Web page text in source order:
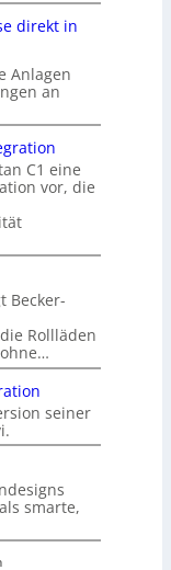
direkt in
Anlagen
an
C1 eine
vor, die
Becker-
Rollläden
seiner
smarte,